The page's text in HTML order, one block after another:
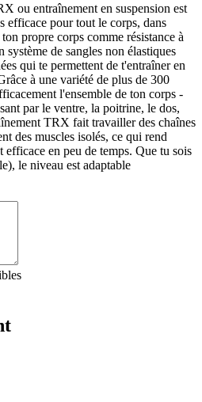
ou entraînement en suspension est
efficace pour tout le corps, dans
propre corps comme résistance à
de sangles non élastiques
qui te permettent de t'entraîner en
à une variété de plus de 300
l'ensemble de ton corps -
par le ventre, la poitrine, le dos,
TRX fait travailler des chaînes
des muscles isolés, ce qui rend
en peu de temps. Que tu sois
le niveau est adaptable